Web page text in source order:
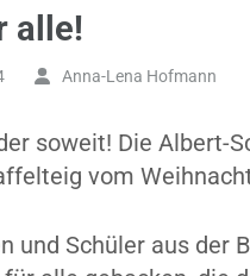
alle!
Anna-Lena Hofmann
soweit! Die Albert-
vom
und Schüler aus der